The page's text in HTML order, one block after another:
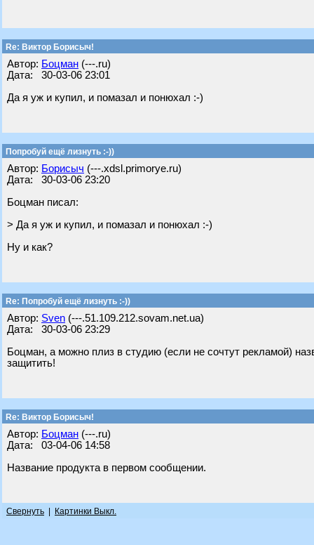
Re: Виктор Борисыч!
Автор: Бoцман (---.ru)
Дата: 30-03-06 23:01
Да я уж и купил, и помазал и понюхал :-)
Попробуй ещё лизнуть :-))
Автор: Борисыч (---.xdsl.primorye.ru)
Дата: 30-03-06 23:20
Бoцман писал:
> Да я уж и купил, и помазал и понюхал :-)
Ну и как?
Re: Попробуй ещё лизнуть :-))
Автор: Sven (---.51.109.212.sovam.net.ua)
Дата: 30-03-06 23:29
Боцман, а можно плиз в студию (если не сочтут рекламой)
защитить!
Re: Виктор Борисыч!
Автор: Бoцман (---.ru)
Дата: 03-04-06 14:58
Название продукта в первом сообщении.
Свернуть Картинки Выкл.